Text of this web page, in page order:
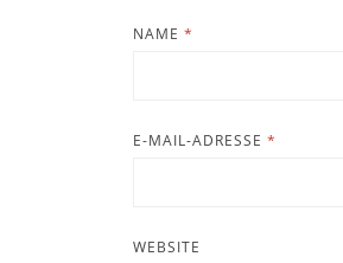
NAME *
E-MAIL-ADRESSE *
WEBSITE